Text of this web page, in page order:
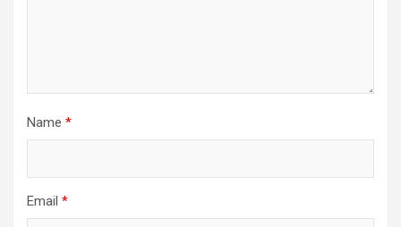
Name *
Email *